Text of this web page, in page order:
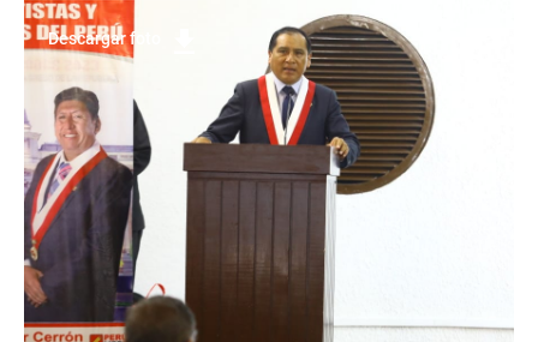
Descargar foto